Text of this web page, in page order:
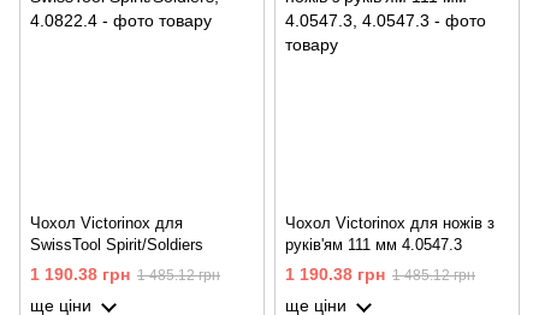
Чохол Victorinox для
SwissTool Spirit/Soldiers
1 190.38 грн 1 485.12 грн
ще ціни
Чохол Victorinox для ножів з
руків'ям 111 мм 4.0547.3
1 190.38 грн 1 485.12 грн
ще ціни